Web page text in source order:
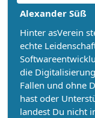
Alexander Süß
Hinter asVerein
echte
die
Fallen und ohne
hast oder
landest Du nicht